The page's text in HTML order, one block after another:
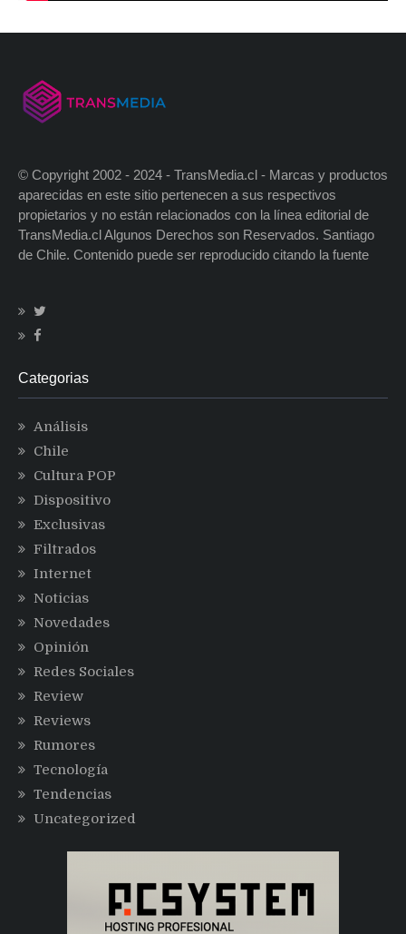
© Copyright 2002 - 2024 - TransMedia.cl - Marcas y productos
aparecidas en este sitio pertenecen a sus respectivos
propietarios y no están relacionados con la línea editorial de
TransMedia.cl Algunos Derechos son Reservados. Santiago
de Chile. Contenido puede ser reproducido citando la fuente
Categorias
Análisis
Chile
Cultura POP
Dispositivo
Exclusivas
Filtrados
Internet
Noticias
Novedades
Opinión
Redes Sociales
Review
Reviews
Rumores
Tecnología
Tendencias
Uncategorized